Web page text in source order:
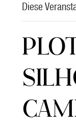
Diese